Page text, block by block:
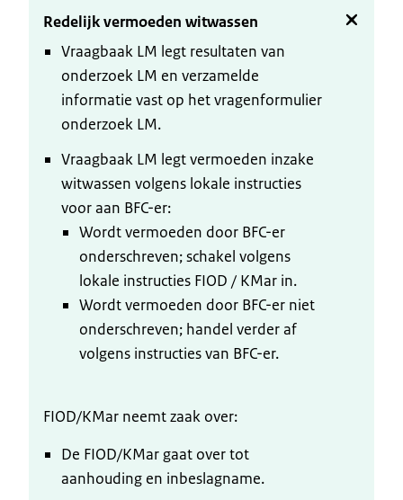
Redelijk vermoeden witwassen
Vraagbaak LM legt resultaten van
onderzoek LM en verzamelde
informatie vast op het vragenformulier
onderzoek LM.
Vraagbaak LM legt vermoeden inzake
witwassen volgens lokale instructies
voor aan BFC-er:
Wordt vermoeden door BFC-er
onderschreven; schakel volgens
lokale instructies FIOD / KMar in.
Wordt vermoeden door BFC-er niet
onderschreven; handel verder af
volgens instructies van BFC-er.
FIOD/KMar neemt zaak over:
De FIOD/KMar gaat over tot
aanhouding en inbeslagname.